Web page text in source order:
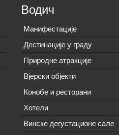
Водич
Манифестације
Дестинације у граду
Природне атракције
Вјерски објекти
Конобе и ресторани
Хотели
Винске дегустационе сале